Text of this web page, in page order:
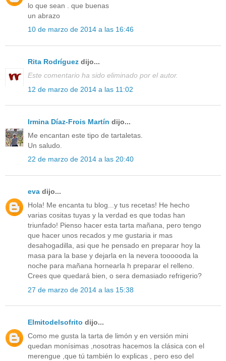
lo que sean . que buenas
un abrazo
10 de marzo de 2014 a las 16:46
Rita Rodríguez dijo...
Este comentario ha sido eliminado por el autor.
12 de marzo de 2014 a las 11:02
Irmina Díaz-Frois Martín dijo...
Me encantan este tipo de tartaletas.
Un saludo.
22 de marzo de 2014 a las 20:40
eva dijo...
Hola! Me encanta tu blog...y tus recetas! He hecho
varias cositas tuyas y la verdad es que todas han
triunfado! Pienso hacer esta tarta mañana, pero tengo
que hacer unos recados y me gustaria ir mas
desahogadilla, asi que he pensado en preparar hoy la
masa para la base y dejarla en la nevera toooooda la
noche para mañana hornearla h preparar el relleno.
Crees que quedará bien, o sera demasiado refrigerio?
27 de marzo de 2014 a las 15:38
Elmitodelsofrito dijo...
Como me gusta la tarta de limón y en versión mini
quedan monísimas ,nosotras hacemos la clásica con el
merengue ,que tú también lo explicas , pero eso del